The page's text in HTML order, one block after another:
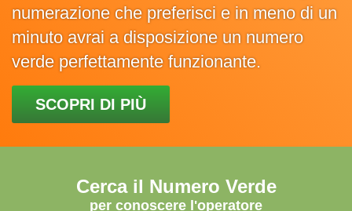
numerazione che preferisci e in meno di un
minuto avrai a disposizione un numero
verde perfettamente funzionante.
SCOPRI DI PIÙ
Cerca il Numero Verde
per conoscere l'operatore